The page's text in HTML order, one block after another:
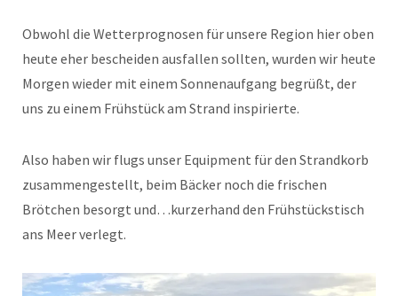
Obwohl die Wetterprognosen für unsere Region hier oben
heute eher bescheiden ausfallen sollten, wurden wir heute
Morgen wieder mit einem Sonnenaufgang begrüßt, der
uns zu einem Frühstück am Strand inspirierte.
Also haben wir flugs unser Equipment für den Strandkorb
zusammengestellt, beim Bäcker noch die frischen
Brötchen besorgt und…kurzerhand den Frühstückstisch
ans Meer verlegt.